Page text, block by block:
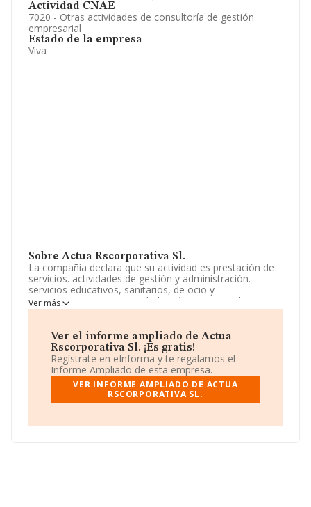
Actividad CNAE
7020 - Otras actividades de consultoría de gestión
empresarial
Estado de la empresa
Viva
Sobre Actua Rscorporativa Sl.
La compañía declara que su actividad es prestación de
servicios. actividades de gestión y administración.
servicios educativos, sanitarios, de ocio y
entretenimiento. La sociedad está inscrita en el Registro
Mercantil como Sociedad Limitada. Tiene CNAE: 7020 -
exteriores.
La empresaActua Rscorporativa S.L, B65743783,
tiene domicilio fiscal en Calle Bofarull núm. 9 Piso 1 Pta
2, (08027), Barcelona, Cataluña.
En base a la información de la que dispone INFORMA
facturación alcanza la cifra de 15.184 millones de euros
Ver más
Ver el informe ampliado de Actua
Rscorporativa Sl. ¡Es gratis!
Regístrate en eInforma y te regalamos el
Informe Ampliado de esta empresa.
VER INFORME AMPLIADO DE ACTUA
RSCORPORATIVA SL.